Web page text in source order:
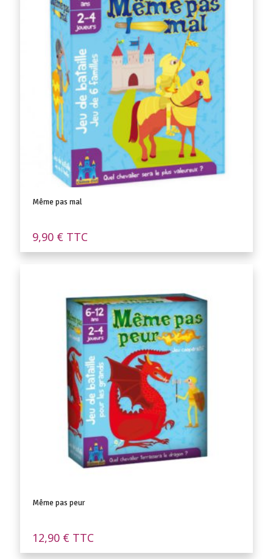
Même pas mal
9,90 € TTC
Même pas peur
12,90 € TTC